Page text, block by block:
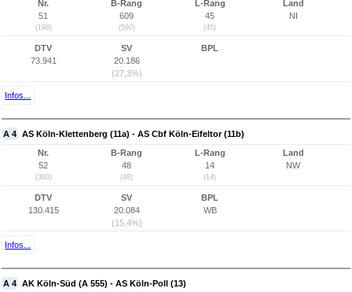
Nr.
51
(198)
B-Rang
609
(590)
L-Rang
45
(45)
Land
NI
DTV
73.941
SV
20.186
(27,3%)
BPL
Infos...
A 4 AS Köln-Klettenberg (11a) - AS Cbf Köln-Eifeltor (11b)
Nr.
52
(360)
B-Rang
48
(48)
L-Rang
14
(14)
Land
NW
DTV
130.415
SV
20.084
(15,4%)
BPL
WB
Infos...
A 4 AK Köln-Süd (A 555) - AS Köln-Poll (13)